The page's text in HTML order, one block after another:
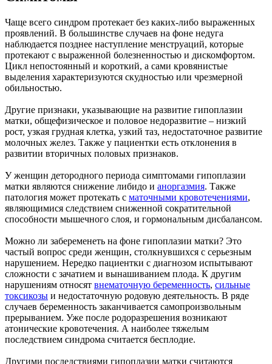
Чаще всего синдром протекает без каких-либо выраженных
проявлений. В большинстве случаев на фоне недуга
наблюдается позднее наступление менструаций, которые
протекают с выраженной болезненностью и дискомфортом.
Цикл непостоянный и короткий, а сами кровянистые
выделения характеризуются скудностью или чрезмерной
обильностью.
Другие признаки, указывающие на развитие гипоплазии
матки, общефизическое и половое недоразвитие – низкий
рост, узкая грудная клетка, узкий таз, недостаточное развитие
молочных желез. Также у пациентки есть отклонения в
развитии вторичных половых признаков.
У женщин детородного периода симптомами гипоплазии
матки являются снижение либидо и аноргазмия. Также
патология может протекать с маточными кровотечениями,
являющимися следствием сниженной сократительной
способности мышечного слоя, и гормональным дисбалансом.
Можно ли забеременеть на фоне гипоплазии матки? Это
частый вопрос среди женщин, столкнувшихся с серьезным
нарушением. Нередко пациентки с диагнозом испытывают
сложности с зачатием и вынашиванием плода. К другим
нарушениям относят внематочную беременность, сильные
токсикозы и недостаточную родовую деятельность. В ряде
случаев беременность заканчивается самопроизвольным
прерыванием. Уже после родоразрешения возникают
атонические кровотечения. А наиболее тяжелым
последствием синдрома считается бесплодие.
Другими последствиями гипоплазии матки считаются